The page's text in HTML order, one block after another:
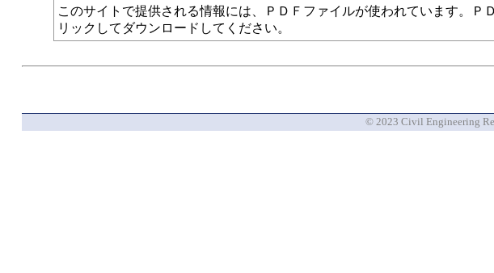
このサイトで提供される情報には、ＰＤＦファイルが使われています。Ｐ
リックしてダウンロードしてください。
© 2023 Civil Engineering